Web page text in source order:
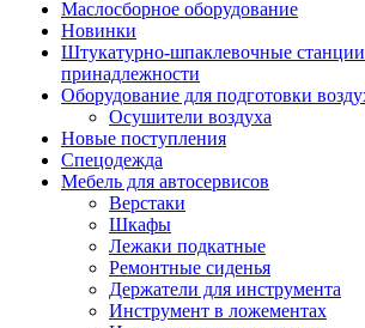
Маслосборное оборудование
Новинки
Штукатурно-шпаклевочные
принадлежности
Оборудование для подготовки
Осушители воздуха
Новые поступления
Спецодежда
Мебель для автосервисов
Верстаки
Шкафы
Лежаки подкатные
Ремонтные сиденья
Держатели для инструмента
Инструмент в ложементах